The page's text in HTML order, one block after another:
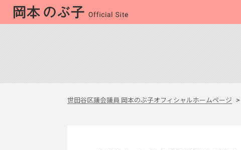
世田谷区議会議員 岡本のぶ子オフィシャルホームページ